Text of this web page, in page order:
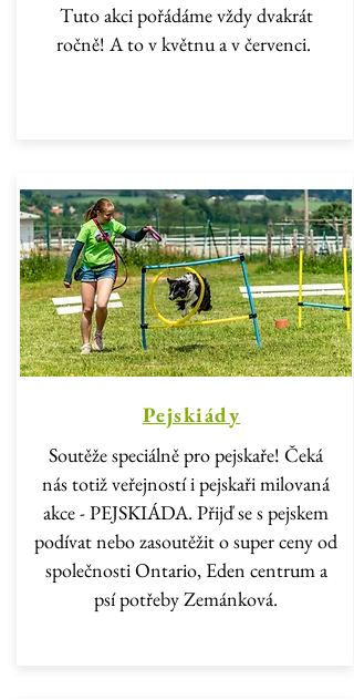
Tuto akci pořádáme vždy dvakrát
ročně! A to v květnu a v červenci.
Pejskiády
Soutěže speciálně pro pejskaře! Čeká
nás totiž veřejností i pejskaři milovaná
akce - PEJSKIÁDA. Přijď se s pejskem
podívat nebo zasoutěžit o super ceny od
společnosti Ontario, Eden centrum a
psí potřeby Zemánková.